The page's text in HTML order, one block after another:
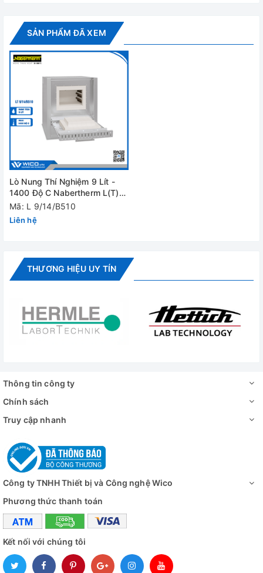
+ Có cổng NTLog USB để truy xuất, xử lý dữ liệu
+ Có thể kết nối với ứng dụng MyNabertherm thông qua
Wifi. Giúp người dùng dễ dàng giám sát nhiệt độ, tiến trình
thời. Ngoài ra app còn gửi thông báo khi kết thúc chu trình
nung để người dùng có thể theo dõi.
Có 02 kiểu cửa cho người dùng lựa chọn để khách hàng
lựa chọn:
✅ Lò Nung Thí Nghiệm 9 Lít - 1400 Độ C L 9/14/B510
✅ Lò Nung Thí Nghiệm 9 Lít - 1400 Độ C LT 9/14/B510
SẢN PHẨM ĐÃ XEM
Lò Nung Thí Nghiệm 9 Lít -
1400 Độ C Nabertherm L(T)
9/14/B510
Mã: L 9/14/B510
Liên hệ
THƯƠNG HIỆU UY TÍN
Thông tin công ty
Chính sách
Truy cập nhanh
Công ty TNHH Thiết bị và Công nghệ Wico
Phương thức thanh toán
Kết nối với chúng tôi